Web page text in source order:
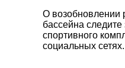
О возобновлении
бассейна
спортивного
социальных сетях.